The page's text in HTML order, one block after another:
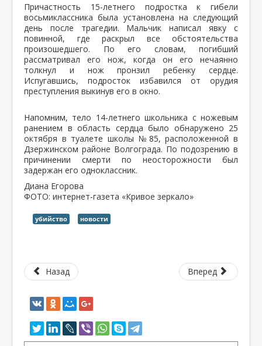
Причастность 15-летнего подростка к гибели
восьмиклассника была установлена на следующий
день после трагедии. Мальчик написал явку с
повинной, где раскрыл все обстоятельства
произошедшего. По его словам, погибший
рассматривал его нож, когда он его нечаянно
толкнул и нож пронзил ребенку сердце.
Испугавшись, подросток избавился от орудия
преступления выкинув его в окно.
Напомним, тело 14-летнего школьника с ножевым
ранением в область сердца было обнаружено 25
октября в туалете школы №85, расположенной в
Дзержинском районе Волгограда. По подозрению в
причинении смерти по неосторожности был
задержан его одноклассник.
Диана Егорова
ФОТО: интернет-газета «Кривое зеркало»
убийство новости
Назад Вперед